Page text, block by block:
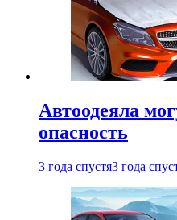
Автоодеяла
опасность
3 года спустя3 года